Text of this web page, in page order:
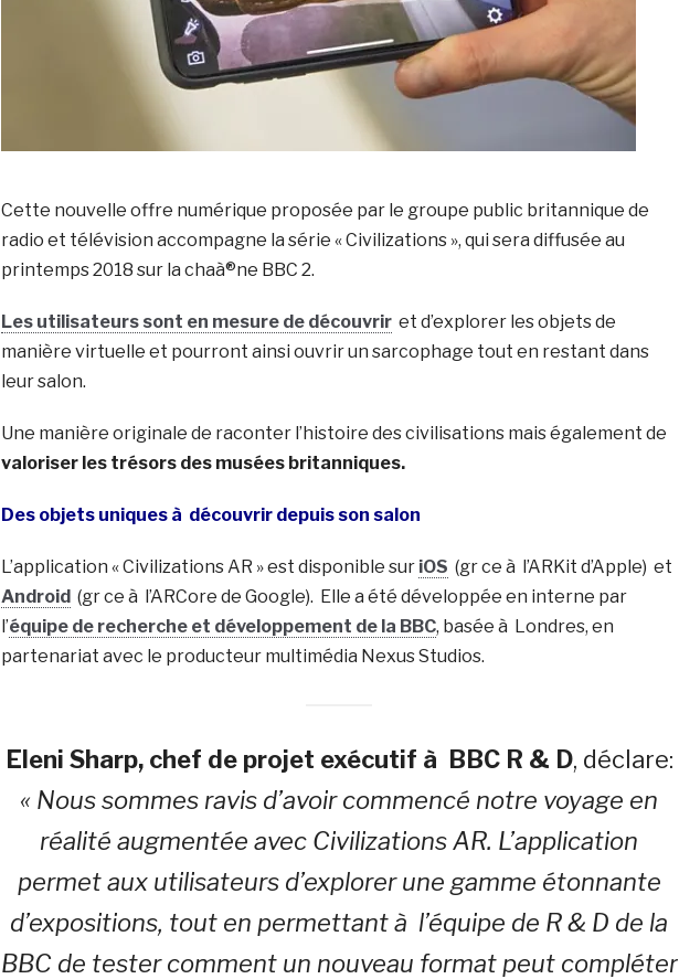
Cette nouvelle offre numérique proposée par le groupe public britannique de
radio et télévision accompagne la série « Civilizations », qui sera diffusée au
printemps 2018 sur la chaà®ne BBC 2.
Les utilisateurs sont en mesure de découvriret d’explorer les objets de
manière virtuelle et pourront ainsi ouvrir un sarcophage tout en restant dans
leur salon.
Une manière originale de raconter l’histoire des civilisations mais également de
valoriser les trésors des musées britanniques.
Des objets uniques à découvrir depuis son salon
L’application « Civilizations AR » est disponible sur iOS (gr ce à l’ARKit d’Apple) et
Android(gr ce à l’ARCore de Google). Elle a été développée en interne par
l’équipe de recherche et développement de la BBC, basée à Londres, en
partenariat avec le producteur multimédia Nexus Studios.
Eleni Sharp, chef de projet exécutif à BBC R & D, déclare:
« Nous sommes ravis d’avoir commencé notre voyage en
réalité augmentée avec Civilizations AR. L’application
permet aux utilisateurs d’explorer une gamme étonnante
d’expositions, tout en permettant à l’équipe de R & D de la
BBC de tester comment un nouveau format peut compléter